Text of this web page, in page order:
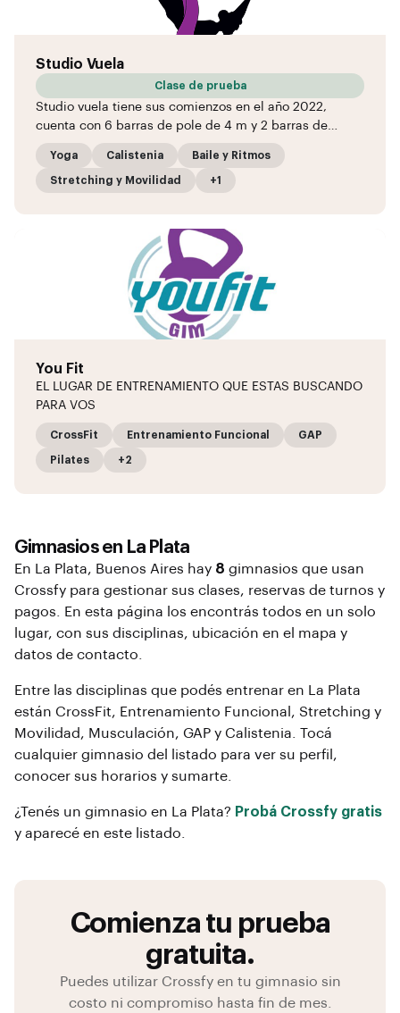
Studio Vuela
Clase de prueba
Studio vuela tiene sus comienzos en el año 2022,
cuenta con 6 barras de pole de 4 m y 2 barras de…
Yoga Calistenia Baile y Ritmos
Stretching y Movilidad +1
You Fit
EL LUGAR DE ENTRENAMIENTO QUE ESTAS BUSCANDO
PARA VOS
CrossFit Entrenamiento Funcional GAP
Pilates +2
Gimnasios en La Plata
En La Plata, Buenos Aires hay 8 gimnasios que usan
Crossfy para gestionar sus clases, reservas de turnos y
pagos. En esta página los encontrás todos en un solo
lugar, con sus disciplinas, ubicación en el mapa y
datos de contacto.
Entre las disciplinas que podés entrenar en
La Plata
están CrossFit, Entrenamiento Funcional, Stretching y
Movilidad, Musculación, GAP y Calistenia . Tocá
cualquier gimnasio del listado para ver su perfil,
conocer sus horarios y sumarte.
¿Tenés un gimnasio en La Plata? Probá Crossfy gratis
y aparecé en este listado.
Comienza tu prueba
gratuita.
Puedes utilizar Crossfy en tu gimnasio sin
costo ni compromiso hasta fin de mes.